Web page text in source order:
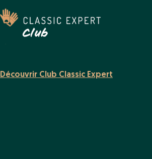
Découvrir Club Classic Expert